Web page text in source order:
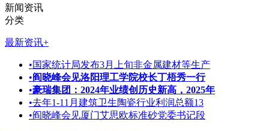
新闻资讯
分类
最新资讯+
•国家统计局发布3月上旬非金属建材等生产
•阎晓峰会见洛阳理工学院校长丁梧秀一行
•豪瑞集团：2024年业绩创历史新高，2025年
•去年1-11月建筑卫生陶瓷行业利润总额13
•阎晓峰会见厦门艾思欧标准砂党委书记段